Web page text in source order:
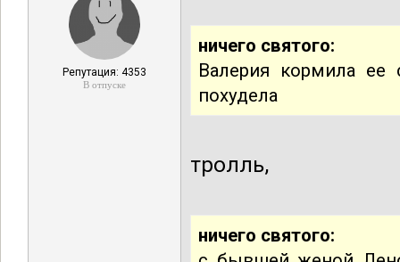
Репутация: 4353
В отпуске
ничего святого:
Валерия кормила ее
похудела
тролль,
ничего святого: